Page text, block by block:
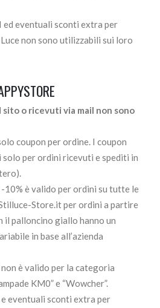
ed eventuali sconti extra per
non sono utilizzabili sui loro
o ricevuti via mail non sono
coupon per ordine. I coupon
per ordini ricevuti e spediti in
-10% è valido per ordini su tutte le
Store.it per ordini a partire
il palloncino giallo hanno un
in base all’azienda
è valido per la categoria
KM0” e “Wowcher”.
eventuali sconti extra per